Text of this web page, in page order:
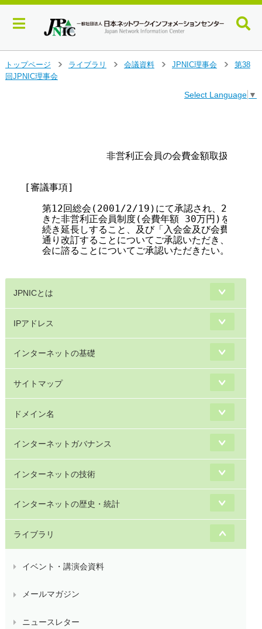
イ
トップページ
>
ライブラリ
会議資料
JPNIC理事会
第38
回JPNIC理事会
Select Language ▼
非営利正会員の会費金額取扱期間延
[審議事項]
第12回総会(2001/2/19)にて承認され、2001年度
きた非営利正会員制度(会費年額 30万円)を、
続き延長しすること、及び「入会金及び会費等に
通り改訂することについてご承認いただき、更に本
   会に諮ることについてご承認いただきたい。
JPNICとは
IPアドレス
インターネットの基礎
サイトマップ
ドメイン名
インターネットガバナンス
インターネットの技術
インターネットの歴史・統計
ライブラリ
イベント・講演会資料
メールマガジン
ニュースレター